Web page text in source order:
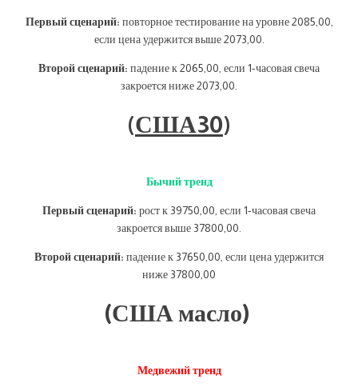
Первый сценарий: повторное тестирование на уровне 2085,00,
если цена удержится выше 2073,00.
Второй сценарий: падение к 2065,00, если 1-часовая свеча
закроется ниже 2073,00.
(США30)
Бычий тренд
Первый сценарий: рост к 39750,00, если 1-часовая свеча
закроется выше 37800,00.
Второй сценарий: падение к 37650,00, если цена удержится
ниже 37800,00
(США масло)
Медвежий тренд